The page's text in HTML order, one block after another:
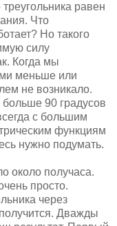
равен
Что
Но такого
силу
Когда мы
меньше или
не возникало.
больше 90 градусов
с большим
функциям
нужно подумать.
около получаса.
просто.
через
Дважды